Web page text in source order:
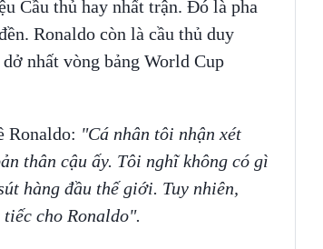
Cầu thủ hay nhất trận. Đó là pha
Ronaldo còn là cầu thủ duy
nhất vòng bảng World Cup
Ronaldo: "Cá nhân tôi nhận xét
thân cậu ấy. Tôi nghĩ không có gì
hàng đầu thế giới. Tuy nhiên,
cho Ronaldo".